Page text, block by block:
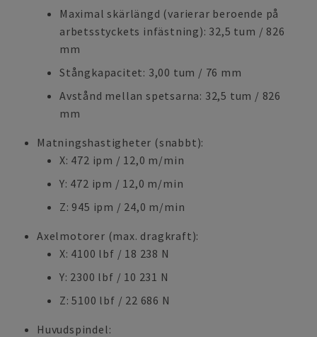
Maximal skärlängd (varierar beroende på
arbetsstyckets infästning): 32,5 tum / 826
mm
Stångkapacitet: 3,00 tum / 76 mm
Avstånd mellan spetsarna: 32,5 tum / 826
mm
Matningshastigheter (snabbt):
X: 472 ipm / 12,0 m/min
Y: 472 ipm / 12,0 m/min
Z: 945 ipm / 24,0 m/min
Axelmotorer (max. dragkraft):
X: 4100 lbf / 18 238 N
Y: 2300 lbf / 10 231 N
Z: 5100 lbf / 22 686 N
Huvudspindel: